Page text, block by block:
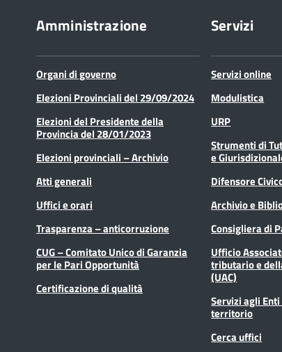
Amministrazione
Organi di governo
Elezioni Provinciali del 29/09/2024
Elezioni del Presidente della
Provincia del 28/01/2023
Elezioni provinciali – Archivio
Atti generali
Uffici e orari
Trasparenza – anticorruzione
CUG – Comitato Unico di Garanzia
per le Pari Opportunità
Certificazione di qualità
Servizi
Servizi online
Modulistica
URP
Strumenti di
e
Difensore
Archivio e
Consigliera di
Ufficio
tributario e
(UAC)
Servizi agli
territorio
Cerca uffici